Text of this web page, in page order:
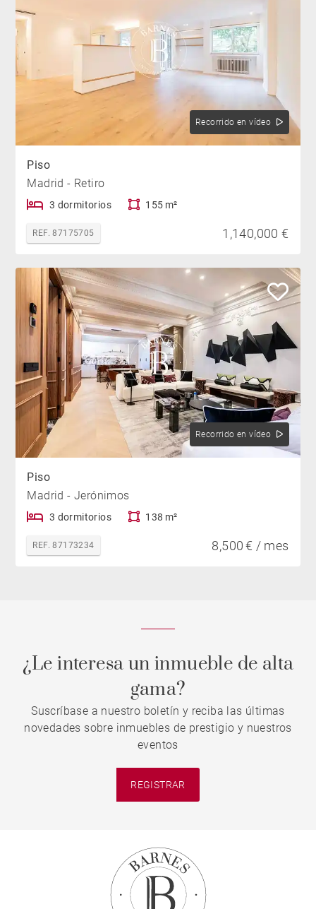
Recorrido en vídeo
Piso
Madrid - Retiro
3 dormitorios 155 m²
REF. 87175705 1,140,000 €
Recorrido en vídeo
Piso
Madrid - Jerónimos
3 dormitorios 138 m²
REF. 87173234 8,500 € / mes
¿Le interesa un inmueble de alta
gama?
Suscríbase a nuestro boletín y reciba las últimas
novedades sobre inmuebles de prestigio y nuestros
eventos
REGISTRAR